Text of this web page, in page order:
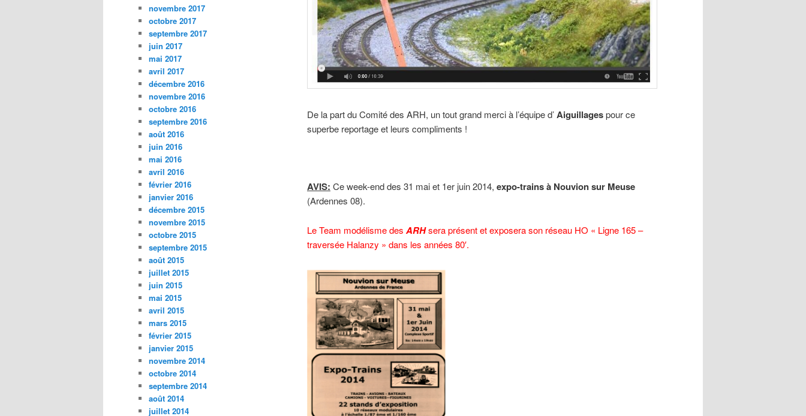
De la part du Comité des ARH, un tout grand merci à l’équipe d’Aiguillagespour ce
superbe reportage et leurs compliments !
AVIS: Ce week-end des 31 mai et 1er juin 2014, expo-trains à Nouvion sur Meuse
(Ardennes 08).
Le Team modélisme des ARHsera présent et exposera son réseau HO « Ligne 165 –
traversée Halanzy » dans les années 80′.
novembre 2017
octobre 2017
septembre 2017
juin 2017
mai 2017
avril 2017
décembre 2016
novembre 2016
octobre 2016
septembre 2016
août 2016
juin 2016
mai 2016
avril 2016
février 2016
janvier 2016
décembre 2015
novembre 2015
octobre 2015
septembre 2015
août 2015
juillet 2015
juin 2015
mai 2015
avril 2015
mars 2015
février 2015
janvier 2015
novembre 2014
octobre 2014
septembre 2014
août 2014
juillet 2014